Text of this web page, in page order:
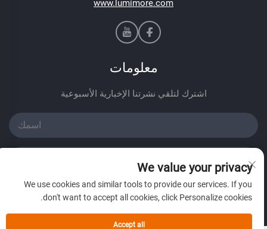
www.lumimore.com
معلومات
اشترك لتلقي نشرتنا الإخبارية الأسبوعية
إرسال
We value your privacy
We use cookies and similar tools to provide our services. If you
don't want to accept all cookies, click Personalize cookies.
Accept all